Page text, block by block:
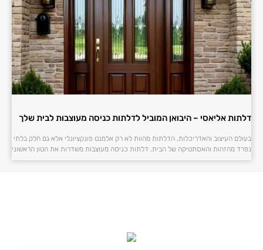
דלתות אליאסי – היבואן המוביל לדלתות כניסה מעוצבות לבית שלך
בעולם העיצוב והאדריכלות, הדלתות מהוות לא רק אלמנט פונקציונלי אלא גם חלק בלתי
נפרד מהזהות והאסתטיקה של הבית. דלתות כניסה מעוצבות משדרות את הטון הראשוני